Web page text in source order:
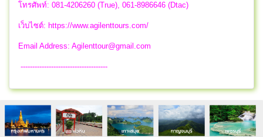
โทรศัพท์: 081-4206260 (True), 061-8986646 (Dtac)
เว็บไซต์: https://www.agilenttours.com/
Email Address: Agilenttour@gmail.com
-------------------------------------